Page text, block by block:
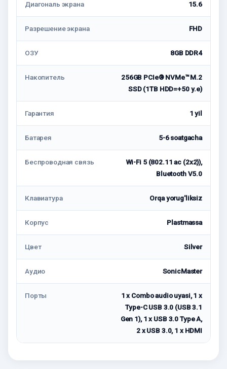
Диагональ экрана 15.6
Разрешение экрана FHD
ОЗУ 8GB DDR4
Накопитель
256GB PCIe® NVMe™ M.2
SSD (1TB HDD=+50 у.е)
Гарантия 1 yil
Батарея 5-6 soatgacha
Беспроводная связь
Wi-Fi 5 (802.11 ac (2x2)),
Bluetooth V5.0
Клавиатура Orqa yorug'liksiz
Корпус Plastmassa
Цвет Silver
Аудио SonicMaster
Порты
1 x Combo audio uyasi, 1 x
Type-C USB 3.0 (USB 3.1
Gen 1), 1 x USB 3.0 Type A,
2 x USB 3.0, 1 x HDMI